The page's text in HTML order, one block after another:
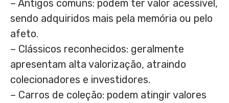
– Antigos comuns: podem ter valor acessível,
sendo adquiridos mais pela memória ou pelo
afeto.
– Clássicos reconhecidos: geralmente
apresentam alta valorização, atraindo
colecionadores e investidores.
– Carros de coleção: podem atingir valores